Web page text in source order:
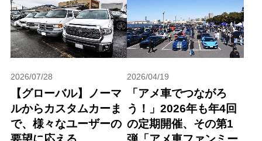
2026/07/28
【グローバル】ノーマ
ルからカスタムカーま
で、様々なユーザーの
2026/04/19
「アメ車でつながろ
う！」2026年も年4回
の定期開催、その第1